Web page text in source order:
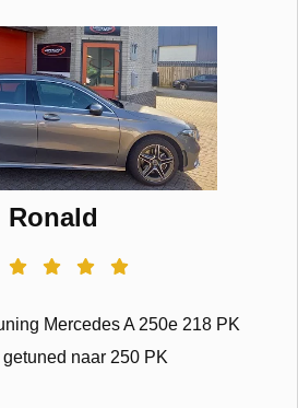
Ronald
Mercedes A 250e 218 PK
naar 250 PK